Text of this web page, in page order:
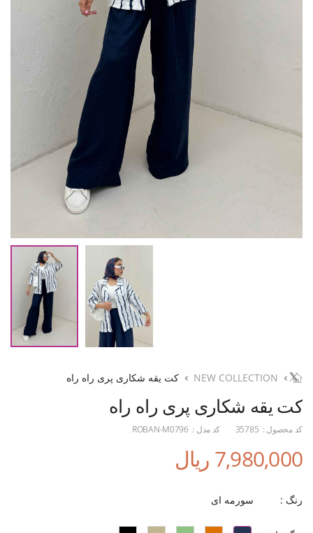
NEW COLLECTION کت یقه شکاری پری راه راه
کت یقه شکاری پری راه راه
کد محصول : 35785 کد مدل : ROBAN-M0796
7,980,000 ریال
رنگ : سورمه ای